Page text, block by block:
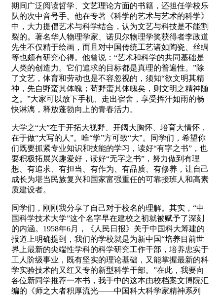
期间广泛阅读哲学、文艺理论方面的书籍，还担任学校乐
队的次中音号手。他在专著《科学的艺术与艺术的科学》
中，大力提倡艺术与科学结合，认为文艺与科技是不能割
裂的。著名华人物理学家、诺贝尔物理学奖获得者李政道
先生不仅精于绘画，而且对中国传统工艺诸如陶瓷、丝绸
等也颇有研究心得。他曾说：“艺术和科学的共同基础是
人类的创造力。它们追求的目标都是真理的普遍性。”除
了文艺，体育和劳动也是不容忽视的，须知“欲文明其精
神，先自野蛮其体魄；苟野蛮其体魄矣，则文明之精神随
之。”大家可以放下手机、走出宿舍，享受挥汗如雨的畅
快淋漓，释放蓬勃向上的青春活力。
大学之“大”在于开拓大视野、开阔大胸怀、培育大情怀，
在于做“大写的人”。唯“学”方可致“大”。同学们，希望你
们既要抓紧专业知识和技能的学习，读好“有字之书”，也
要积极拓展兴趣爱好，读好“无字之书”，努力做到有理
想、有追求、有担当、有作为、有品质、有修养，让自己
成长为堪当民族复兴和国家富强重任的可靠接班人和高素
质建设者。
同学们，刚刚我分享了自己对于校名的理解。其实，“中
国科学技术大学”这个名字早在建校之初就被赋予了深刻
的内涵。1958年6月，《人民日报》关于中国科大筹建的
报道上明确提到，我们的学校就是为新中国“培养目前世
界上最新的尖端性学科的科学研究工作干部，培养忠实于
工人阶级事业，既有坚实的理论基础，又能掌握最新的科
学实验技术的又红又专的新型科学干部。”在此，我要向
各位新同学推荐一本书，我手中的这本由校档案文博院汇
编的《师之大者积厚流光——中国科大科学家精神系列